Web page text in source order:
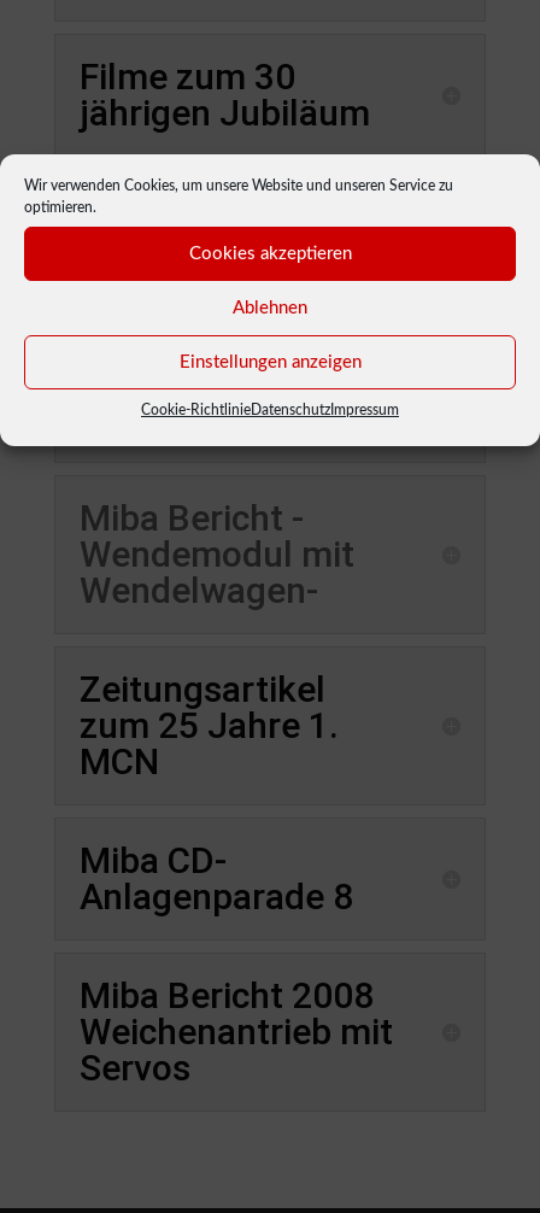
Wir verwenden Cookies, um unsere Website und unseren Service zu
optimieren.
Cookies akzeptieren
Ablehnen
Einstellungen anzeigen
Cookie-Richtlinie Datenschutz Impressum
Filme zum 30
jährigen Jubiläum
Beitrag im Franken
Fernsehen
Zeitungsartikel
zum 30 jährigen
Jubiläum
Miba Bericht -
Wendemodul mit
Wendelwagen-
Zeitungsartikel
zum 25 Jahre 1.
MCN
Miba CD-
Anlagenparade 8
Miba Bericht 2008
Weichenantrieb mit
Servos